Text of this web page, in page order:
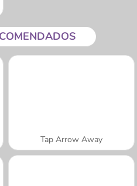
Tap Arrow Away